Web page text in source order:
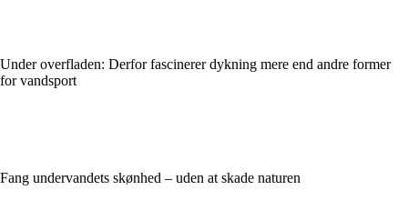
Under overfladen: Derfor fascinerer dykning mere end andre former
for vandsport
Fang undervandets skønhed – uden at skade naturen